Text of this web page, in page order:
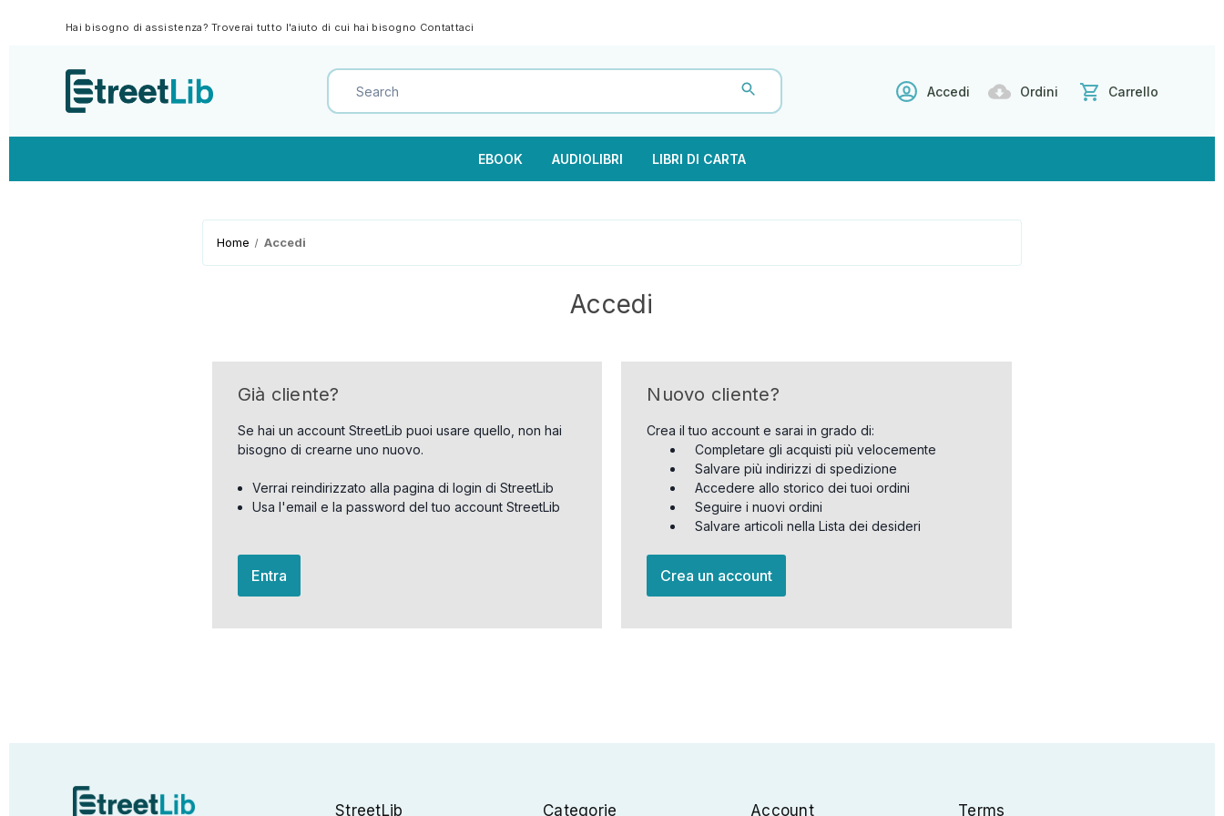
Hai bisogno di assistenza? Troverai tutto l'aiuto di cui hai bisogno Contattaci
Accedi Ordini Carrello
EBOOK AUDIOLIBRI LIBRI DI CARTA
Home Accedi
Accedi
Già cliente?
Se hai un account StreetLib puoi usare quello, non hai
bisogno di crearne uno nuovo.
Verrai reindirizzato alla pagina di login di StreetLib
Usa l'email e la password del tuo account StreetLib
Entra
Nuovo cliente?
Crea il tuo account e sarai in grado di:
Completare gli acquisti più velocemente
Salvare più indirizzi di spedizione
Accedere allo storico dei tuoi ordini
Seguire i nuovi ordini
Salvare articoli nella Lista dei desideri
Crea un account
StreetLib Categorie Account Terms